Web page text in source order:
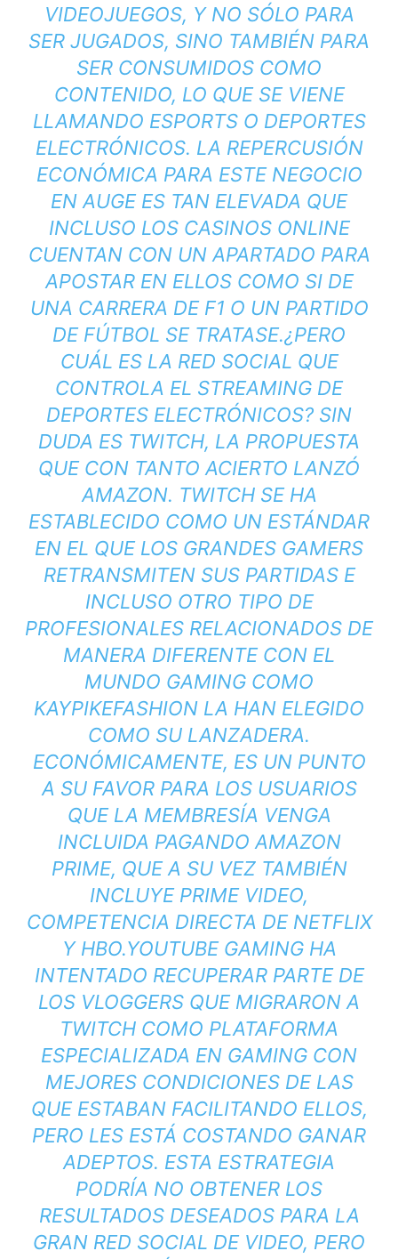
VIDEOJUEGOS, Y NO SÓLO PARA
SER JUGADOS, SINO TAMBIÉN PARA
SER CONSUMIDOS COMO
CONTENIDO, LO QUE SE VIENE
LLAMANDO ESPORTS O DEPORTES
ELECTRÓNICOS. LA REPERCUSIÓN
ECONÓMICA PARA ESTE NEGOCIO
EN AUGE ES TAN ELEVADA QUE
INCLUSO LOS CASINOS ONLINE
CUENTAN CON UN APARTADO PARA
APOSTAR EN ELLOS COMO SI DE
UNA CARRERA DE F1 O UN PARTIDO
DE FÚTBOL SE TRATASE.¿PERO
CUÁL ES LA RED SOCIAL QUE
CONTROLA EL STREAMING DE
DEPORTES ELECTRÓNICOS? SIN
DUDA ES TWITCH, LA PROPUESTA
QUE CON TANTO ACIERTO LANZÓ
AMAZON. TWITCH SE HA
ESTABLECIDO COMO UN ESTÁNDAR
EN EL QUE LOS GRANDES GAMERS
RETRANSMITEN SUS PARTIDAS E
INCLUSO OTRO TIPO DE
PROFESIONALES RELACIONADOS DE
MANERA DIFERENTE CON EL
MUNDO GAMING COMO
KAYPIKEFASHION LA HAN ELEGIDO
COMO SU LANZADERA.
ECONÓMICAMENTE, ES UN PUNTO
A SU FAVOR PARA LOS USUARIOS
QUE LA MEMBRESÍA VENGA
INCLUIDA PAGANDO AMAZON
PRIME, QUE A SU VEZ TAMBIÉN
INCLUYE PRIME VIDEO,
COMPETENCIA DIRECTA DE NETFLIX
Y HBO.YOUTUBE GAMING HA
INTENTADO RECUPERAR PARTE DE
LOS VLOGGERS QUE MIGRARON A
TWITCH COMO PLATAFORMA
ESPECIALIZADA EN GAMING CON
MEJORES CONDICIONES DE LAS
QUE ESTABAN FACILITANDO ELLOS,
PERO LES ESTÁ COSTANDO GANAR
ADEPTOS. ESTA ESTRATEGIA
PODRÍA NO OBTENER LOS
RESULTADOS DESEADOS PARA LA
GRAN RED SOCIAL DE VIDEO, PERO